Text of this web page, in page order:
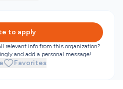
to apply
relevant info from this organization?
and add a personal message!
Favorites